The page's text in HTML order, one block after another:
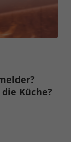
Küche?